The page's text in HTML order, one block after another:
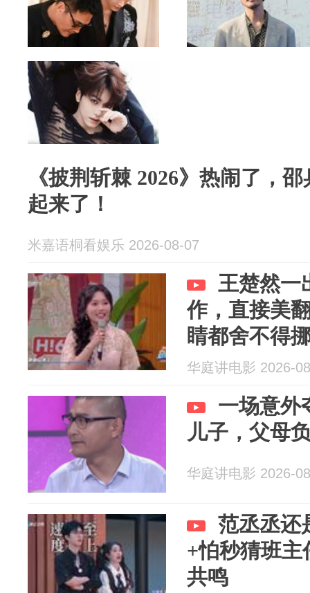
《披荆斩棘 2026》热闹了，
起来了！
米嘉语桐看娱乐 2026-08-07
王楚然一
作，直接美
睛都舍不得
华庭讲电影 2026-
一场意外
儿子，父母
华庭讲电影 2026-
范丞丞还
+怕秒猜班主
共鸣